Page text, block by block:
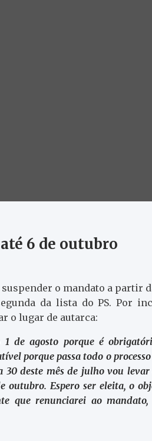
6 de outubro
o mandato a partir
da lista do PS. Por
o lugar de autarca:
de agosto porque é
porque passa todo o
deste mês de julho vou levar
outubro. Espero ser eleita, o
que renunciarei ao